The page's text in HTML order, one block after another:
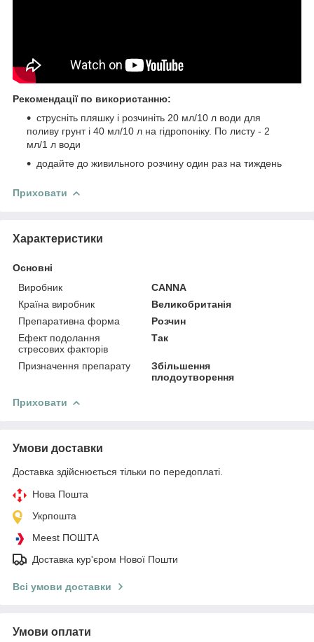
Рекомендації по використанню:
струсніть пляшку і розчиніть 20 мл/10 л води для
поливу грунт і 40 мл/10 л на гідропоніку. По листу - 2
мл/1 л води
додайте до живильного розчину один раз на тиждень
Приховати
Характеристики
Основні
Виробник
CANNA
Країна виробник
Великобританія
Препаративна форма
Розчин
Ефект подолання
стресових факторів
Так
Призначення препарату
Збільшення
плодоутворення
Приховати
Умови доставки
Доставка здійснюється тільки по передоплаті.
Нова Пошта
Укрпошта
Meest ПОШТА
Доставка кур'єром Нової Пошти
Всі умови доставки
Умови оплати